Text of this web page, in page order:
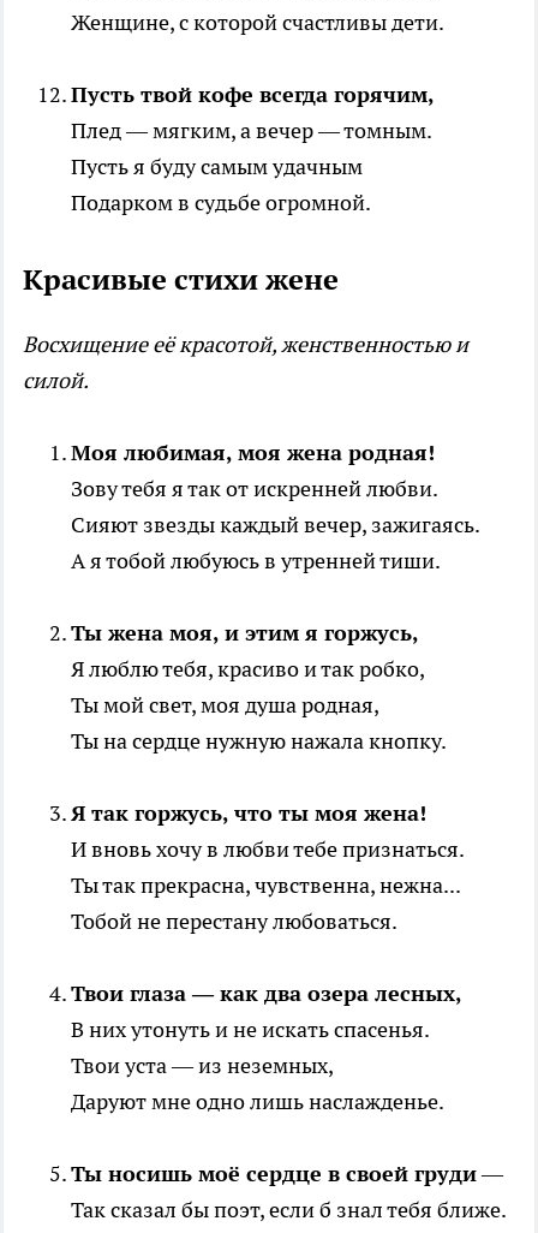
Женщине, с которой счастливы дети.
Пусть твой кофе всегда горячим,
Плед — мягким, а вечер — томным.
Пусть я буду самым удачным
Подарком в судьбе огромной.
Красивые стихи жене
Восхищение её красотой, женственностью и
силой.
Моя любимая, моя жена родная!
Зову тебя я так от искренней любви.
Сияют звезды каждый вечер, зажигаясь.
А я тобой любуюсь в утренней тиши.
Ты жена моя, и этим я горжусь,
Я люблю тебя, красиво и так робко,
Ты мой свет, моя душа родная,
Ты на сердце нужную нажала кнопку.
Я так горжусь, что ты моя жена!
И вновь хочу в любви тебе признаться.
Ты так прекрасна, чувственна, нежна...
Тобой не перестану любоваться.
Твои глаза — как два озера лесных,
В них утонуть и не искать спасенья.
Твои уста — из неземных,
Даруют мне одно лишь наслажденье.
Ты носишь моё сердце в своей груди—
Так сказал бы поэт, если б знал тебя ближе.